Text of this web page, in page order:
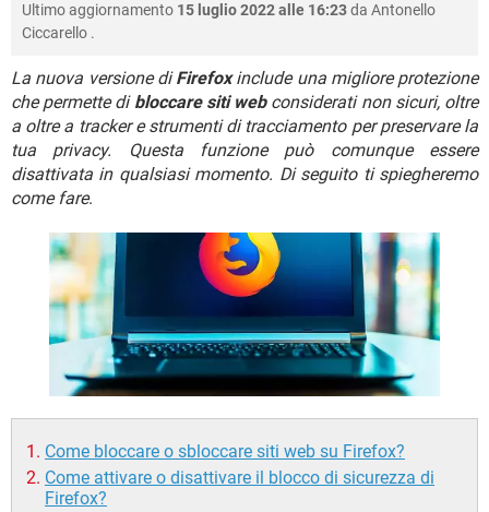
TIKTOK FACEBOOK
INSTAGRAM
TIKTOK FACEBOOK
HARDWARE
INTRATTENIMENTO ANDROID
TIKTOK FACEBOOK
HARDWARE
COVID-19
INTRATTENIMENTO ANDROID
iOS WINDOWS 10
INSTAGRAM WHATSAPP
TIKTOK FACEBOOK
Ultimo aggiornamento 15 luglio 2022 alle 16:23da Antonello
Ciccarello .
La nuova versione diFirefoxinclude una migliore protezione
che permette di bloccare siti webconsiderati non sicuri, oltre
a oltre a tracker e strumenti di tracciamento per preservare la
tua privacy. Questa funzione può comunque essere
disattivata in qualsiasi momento. Di seguito ti spiegheremo
come fare.
Come bloccare o sbloccare siti web su Firefox?
Come attivare o disattivare il blocco di sicurezza di
Firefox?